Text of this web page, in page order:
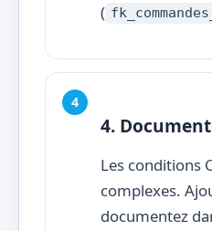
(
4.
Les conditions
complexes.
documentez